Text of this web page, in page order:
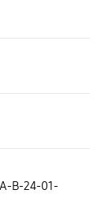
B-24-01-